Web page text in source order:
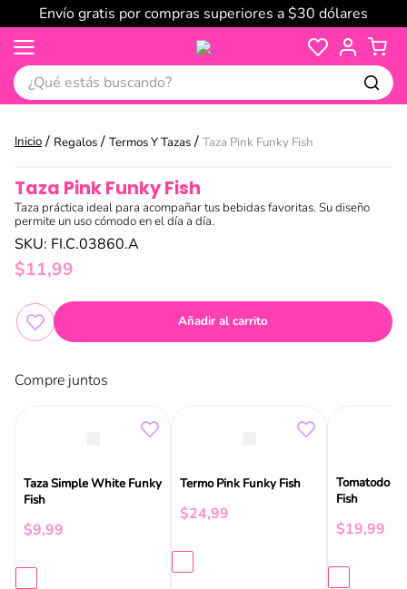
Envío gratis por compras superiores a $30 dólares
¿Qué estás buscando?
Regalos Termos Y Tazas Taza Pink Funky Fish
Taza Pink Funky Fish
Taza práctica ideal para acompañar tus bebidas favoritas. Su diseño
permite un uso cómodo en el día a día.
SKU: FI.C.03860.A
$11,99
Añadir al carrito
Compre juntos
Taza Simple White Funky
Fish
$9,99
Termo Pink Funky Fish
$24,99
Tomatodo
Fish
$19,99